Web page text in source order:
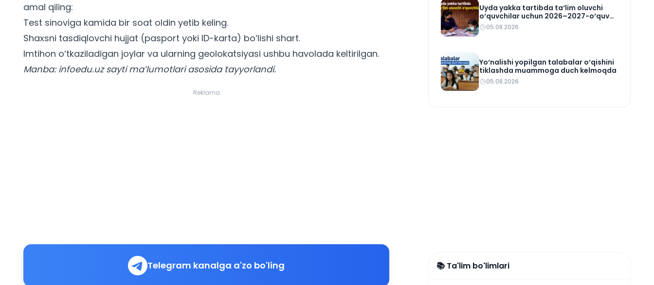
amal qiling:
Test sinoviga kamida bir soat oldin yetib keling.
Shaxsni tasdiqlovchi hujjat (pasport yoki ID-karta) bo‘lishi shart.
Imtihon o‘tkaziladigan joylar va ularning geolokatsiyasi ushbu havolada keltirilgan.
Manba: infoedu.uz sayti ma’lumotlari asosida tayyorlandi.
Reklama
Telegram kanalga a'zo bo'ling
Uyda yakka tartibda ta‘lim oluvchi
o‘quvchilar uchun 2026–2027-o‘quv
rejasi tasdiqlandi
05.08.2026
Yo‘nalishi yopilgan talabalar o‘qishini
tiklashda muammoga duch kelmoqda
05.08.2026
📚 Ta'lim bo'limlari